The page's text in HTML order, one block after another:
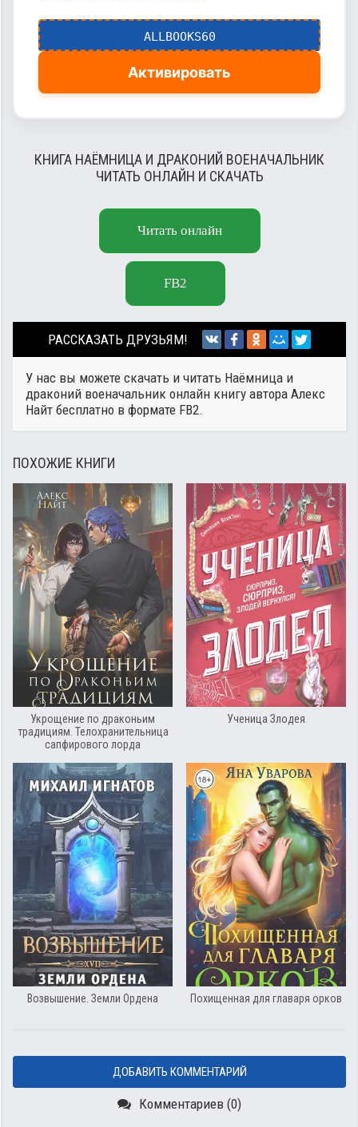
ALLBOOKS60
Активировать
КНИГА НАЁМНИЦА И ДРАКОНИЙ ВОЕНАЧАЛЬНИК
ЧИТАТЬ ОНЛАЙН И СКАЧАТЬ
Читать онлайн
FB2
РАССКАЗАТЬ ДРУЗЬЯМ!
У нас вы можете скачать и читать Наёмница и
драконий военачальник онлайн книгу автора Алекс
Найт бесплатно в формате FB2.
ПОХОЖИЕ КНИГИ
Укрощение по драконьим
традициям. Телохранительница
сапфирового лорда
Ученица Злодея
Возвышение. Земли Ордена Похищенная для главаря орков
ДОБАВИТЬ КОММЕНТАРИЙ
Комментариев (0)